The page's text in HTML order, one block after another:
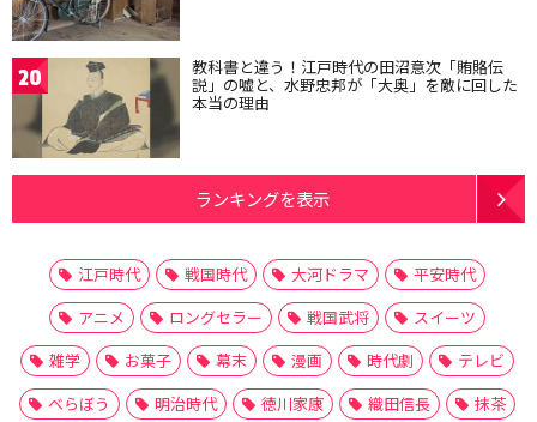
20 教科書と違う！江戸時代の田沼意次「賄賂伝
説」の嘘と、水野忠邦が「大奥」を敵に回した
本当の理由
ランキングを表示
江戸時代 戦国時代 大河ドラマ
平安時代
アニメ
ロングセラー 戦国武将
スイーツ
雑学
お菓子 幕末 漫画 時代劇
テレビ
べらぼう
明治時代 徳川家康 織田信長
抹茶